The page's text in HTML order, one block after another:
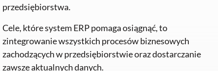
przedsiębiorstwa.
Cele, które system ERP pomaga osiągnąć, to
zintegrowanie wszystkich procesów biznesowych
zachodzących w przedsiębiorstwie oraz dostarczanie
zawsze aktualnych danych.